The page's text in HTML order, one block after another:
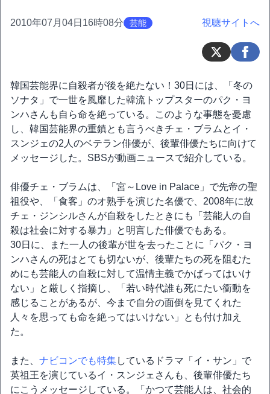
2010年07月04日16時08分 芸能 視聴サイトへ
韓国芸能界に自殺者が後を絶たない！30日には、「冬の
ソナタ」で一世を風靡した韓流トップスターのパク・ヨ
ンハさんも自ら命を絶っている。このような事態を憂慮
し、韓国芸能界の重鎮とも言うべきチェ・ブラムとイ・
スンジェの2人のベテラン俳優が、後輩俳優たちに向けて
メッセージした。SBSが動画ニュースで紹介している。
俳優チェ・ブラムは、「宮～Love in Palace」で先帝の聖
祖役や、「食客」のオ熟手を演じた名優で、2008年に故
チェ・ジンシルさんが自殺をしたときにも「芸能人の自
殺は社会に対する暴力」と明言した俳優でもある。
30日に、また一人の後輩が世を去ったことに「パク・ヨ
ンハさんの死はとても切ないが、後輩たちの死を阻むた
めにも芸能人の自殺に対して温情主義でかばってはいけ
ない」と厳しく指摘し、「若い時代誰も死にたい衝動を
感じることがあるが、今まで自分の面倒を見てくれた
人々を思っても命を絶ってはいけない」とも付け加え
た。
また、 ナビコンでも特集しているドラマ「イ・サン」で
英祖王を演じているイ・スンジェさんも、後輩俳優たち
にこうメッセージしている。「かつて芸能人は、社会的